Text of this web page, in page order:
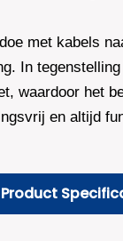
met kabels
In
waardoor het
en altijd
Product